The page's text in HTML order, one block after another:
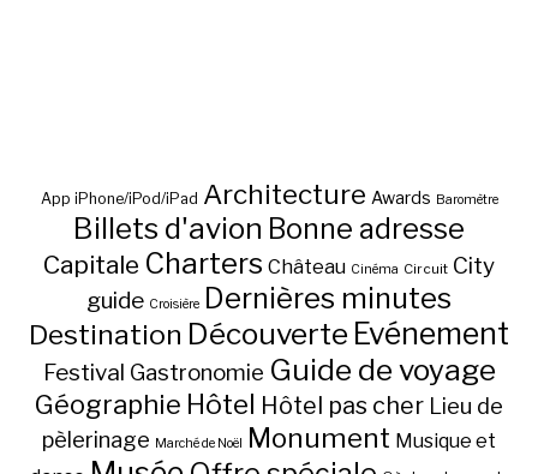
App iPhone/iPod/iPad Architecture Awards Baromètre
Billets d'avion Bonne adresse
Capitale Charters Château Cinéma Circuit City
guide Croisière Dernières minutes
Destination Découverte Evénement
Festival Gastronomie Guide de voyage
Géographie Hôtel Hôtel pas cher Lieu de
pèlerinage Marché de Noël Monument Musique et